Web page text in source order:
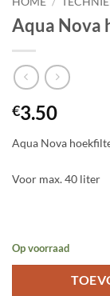
Aqua Nova
€3.50
Aqua Nova
Voor max. 40 liter
Op voorraad